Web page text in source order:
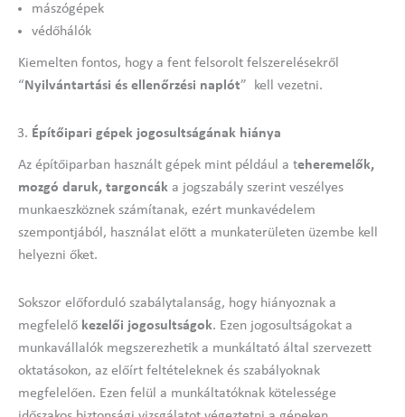
mászógépek
védőhálók
Kiemelten fontos, hogy a fent felsorolt felszerelésekről
“ Nyilvántartási és ellenőrzési naplót” kell vezetni.
Építőipari gépek jogosultságának hiánya
Az építőiparban használt gépek mint például a teheremelők,
mozgó daruk, targoncák a jogszabály szerint veszélyes
munkaeszköznek számítanak, ezért munkavédelem
szempontjából, használat előtt a munkaterületen üzembe kell
helyezni őket.
Sokszor előforduló szabálytalanság, hogy hiányoznak a
megfelelő kezelői jogosultságok. Ezen jogosultságokat a
munkavállalók megszerezhetik a munkáltató által szervezett
oktatásokon, az előírt feltételeknek és szabályoknak
megfelelően. Ezen felül a munkáltatóknak kötelessége